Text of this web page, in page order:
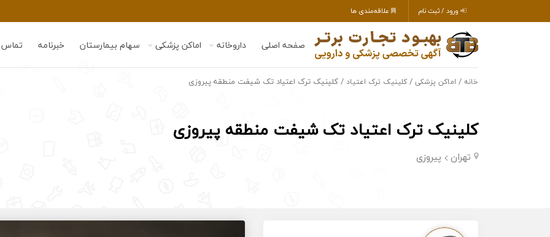
ورود / ثبت نام علاقه‌مندی ها
صفحه اصلی داروخانه اماکن پزشکی سهام بیمارستان خبرنامه تماس
خانه / اماکن پزشکی / کلینیک ترک اعتیاد / کلینیک ترک اعتیاد تک شیفت منطقه پیروزی
کلینیک ترک اعتیاد تک شیفت منطقه پیروزی
تهران پیروزی